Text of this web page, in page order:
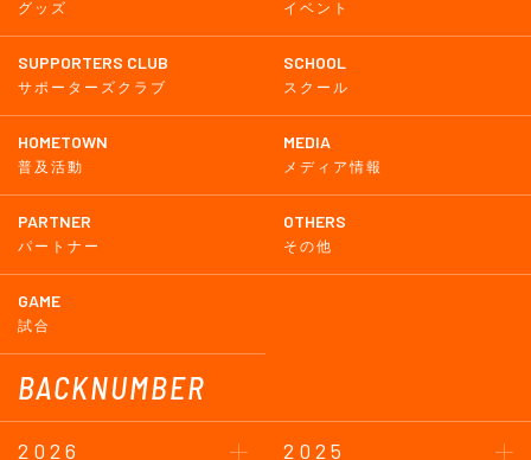
グッズ イベント
SUPPORTERS CLUB
サポーターズクラブ
SCHOOL
スクール
HOMETOWN
普及活動
MEDIA
メディア情報
PARTNER
パートナー
OTHERS
その他
GAME
試合
BACKNUMBER
2026
2025